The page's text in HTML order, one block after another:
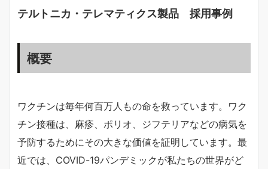
テルトニカ・テレマティクス製品 採用事例
概要
ワクチンは毎年何百万人もの命を救っています。ワク
チン接種は、麻疹、ポリオ、ジフテリアなどの病気を
予防するためにその大きな価値を証明しています。最
近では、COVID-19パンデミックが私たちの世界がど